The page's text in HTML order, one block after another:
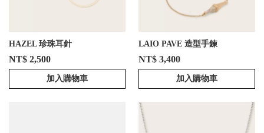
HAZEL 珍珠耳針
NT$ 2,500
加入購物車
LAIO PAVE 造型手鍊
NT$ 3,400
加入購物車